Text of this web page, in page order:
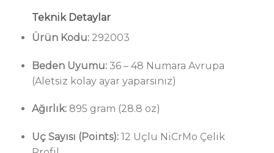
Teknik Detaylar
Ürün Kodu:292003
Beden Uyumu:36 – 48 Numara Avrupa
(Aletsiz kolay ayar yaparsınız)
Ağırlık:895 gram (28.8 oz)
Uç Sayısı (Points):12 Uçlu NiCrMo Çelik